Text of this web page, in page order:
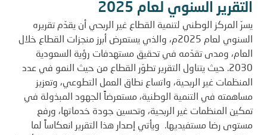
التقرير السنوي لعام 2025
التقرير السنوي لعام 2025
يسرّ المركز الوطني لتنمية القطاع غير الربحي أن يقدّم تقريره
السنوي لعام 2025م، والذي يستعرض أبرز منجزات القطاع خلال
العام، ومدى تقدّمه في تحقيق مستهدفات رؤية السعودية
2030. حيث يتناول التقرير تطوّر القطاع من حيث النمو في عدد
المنظمات غير الربحية، واتساع نطاق العمل التطوعي، وتعزيز
مساهمته في التنمية الوطنية، مستعرضاً الجهود المبذولة في
تمكين المنظمات غير الربحية، وتحسين جودة خدماتها، ورفع
مستوى رضا مستفيديها. ويأتي إصدار هذا التقرير انعكاساً لما